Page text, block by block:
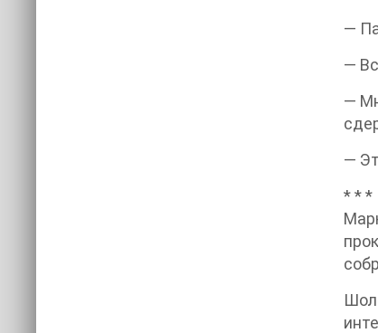
—
—
—
—
* * *